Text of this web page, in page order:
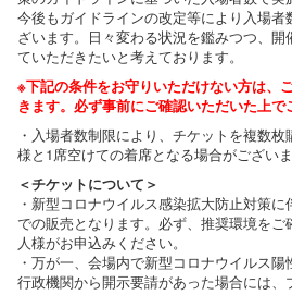
今後もガイドラインの改定等により入場
ざいます。日々変わる状況を鑑みつつ、
ていただきたいと考えております。
※下記の条件をお守りいただけない方は、
きます。必ず事前にご確認いただいた上で
・入場者数制限により、チケットを複数
様と1席空けての着席となる場合がございま
＜チケットについて＞
・新型コロナウイルス感染拡大防止対策
での販売となります。必ず、推奨環境を
人様がお申込みください。
・万が一、会場内で新型コロナウイルス
行政機関から開示要請があった場合には